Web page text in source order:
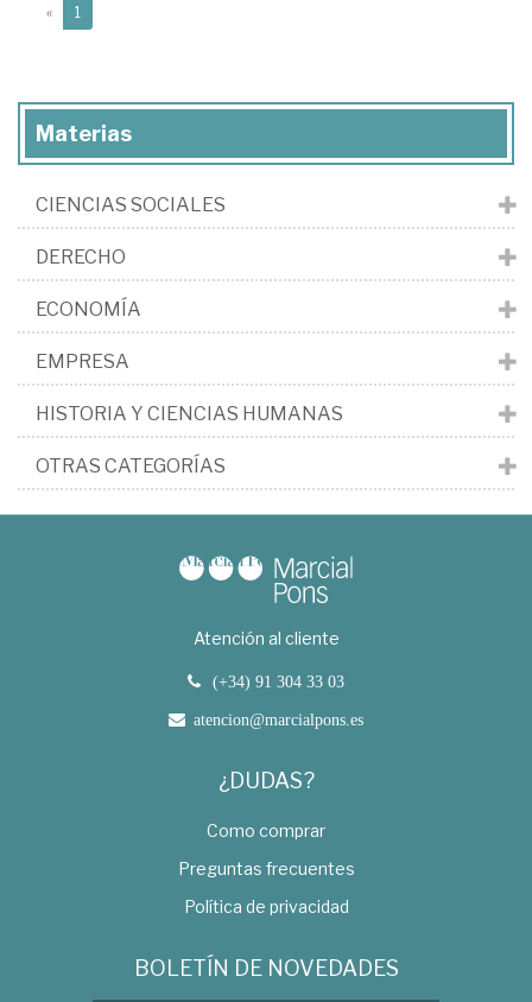
« 1
Materias
CIENCIAS SOCIALES
DERECHO
ECONOMÍA
EMPRESA
HISTORIA Y CIENCIAS HUMANAS
OTRAS CATEGORÍAS
Atención al cliente
(+34) 91 304 33 03
atencion@marcialpons.es
¿DUDAS?
Como comprar
Preguntas frecuentes
Política de privacidad
BOLETÍN DE NOVEDADES